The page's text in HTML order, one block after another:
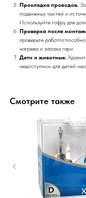
Прокладка проводов.
подвижных частей и
Используйте гофру для
Проверка после
проверьте
нагрева и запаха гари.
Дети и животные.
недоступном для детей
Смотрите также